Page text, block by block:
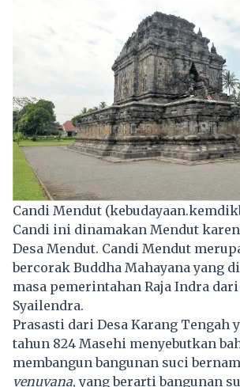
Candi Mendut
Candi ini dinamakan Mendut
Desa Mendut. Candi Mendut
bercorak Buddha Mahayana yang
masa pemerintahan Raja Indra
Syailendra.
Prasasti dari Desa Karang Tengah
tahun 824 Masehi menyebutkan
membangun bangunan suci
venuvana, yang berarti bangunan